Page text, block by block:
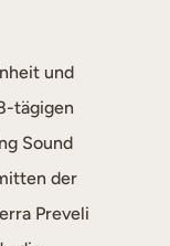
und
tägigen
Sound
der
Preveli